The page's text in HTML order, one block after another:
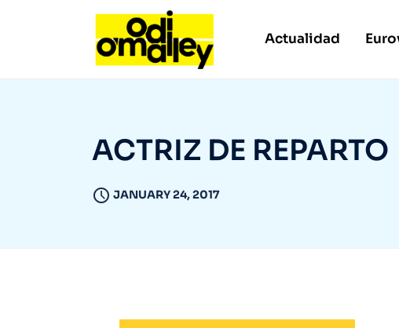
Actualidad
ACTRIZ DE REPARTO
JANUARY 24, 2017